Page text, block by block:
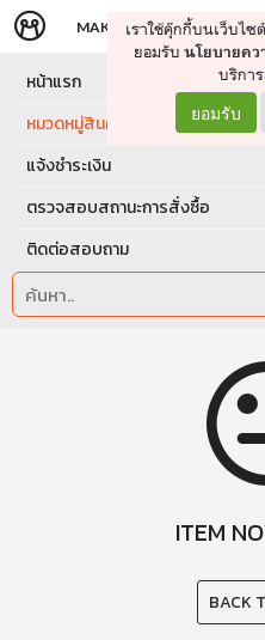
จัดการรถเข็น ดำเนินการ
MAKERS STORE
เราใช้คุ๊กกี้บนเว็บไซ
ยอมรับ นโยบายคว
บริกา
ยอมรับ
หน้าแรก
หมวดหมู่สินค้า
แจ้งชำระเงิน
ตรวจสอบสถานะการสั่งซื้อ
ติดต่อสอบถาม
ITEM
BACK